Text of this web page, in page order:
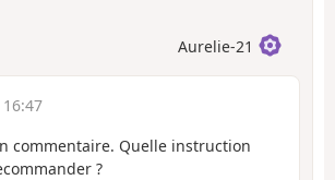
Aurelie-21
commentaire. Quelle instruction
?